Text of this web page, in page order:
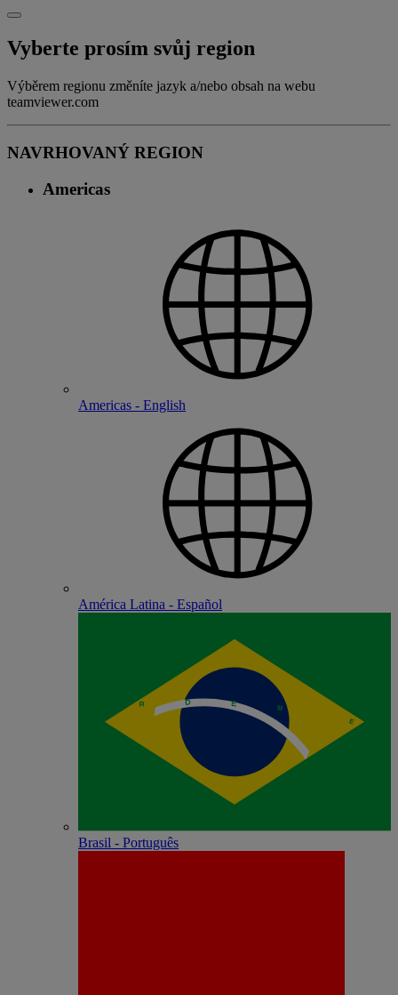
Vyberte prosím svůj region
Výběrem regionu změníte jazyk a/nebo obsah na webu
teamviewer.com
NAVRHOVANÝ REGION
Americas
Americas - English
América Latina - Español
Brasil - Português